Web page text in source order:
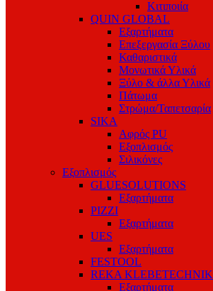
Κιτιποιία
QUIN GLOBAL
Εξαρτήματα
Επεξεργασία Ξύλου
Καθαριστικά
Μονωτικά Υλικά
Ξύλο & άλλα Υλικά
Πάτωμα
Στρώμα/Ταπετσαρία
SIKA
Αφρός PU
Εξοπλισμός
Σιλικόνες
Εξοπλισμός
GLUESOLUTIONS
Εξαρτήματα
PIZZI
Εξαρτήματα
UES
Εξαρτήματα
FESTOOL
REKA KLEBETECHNIK
Εξαρτήματα